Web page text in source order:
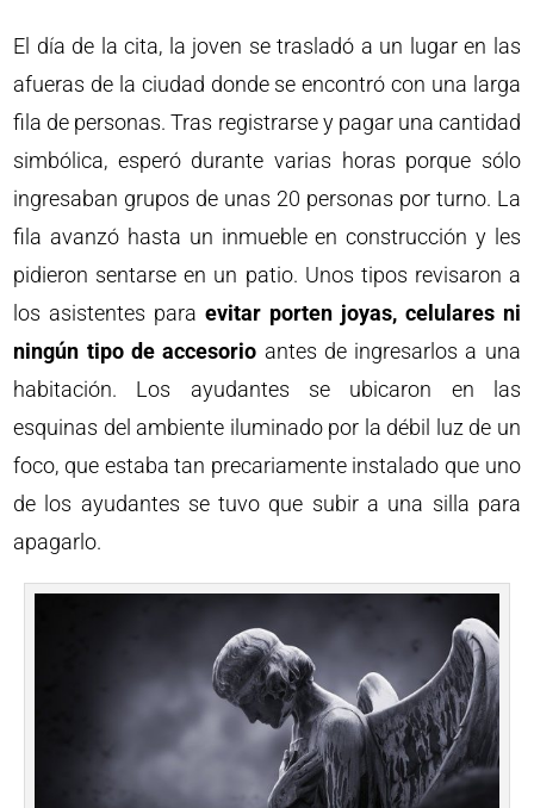
El día de la cita, la joven se trasladó a un lugar en las
afueras de la ciudad donde se encontró con una larga
fila de personas. Tras registrarse y pagar una cantidad
simbólica, esperó durante varias horas porque sólo
ingresaban grupos de unas 20 personas por turno. La
fila avanzó hasta un inmueble en construcción y les
pidieron sentarse en un patio. Unos tipos revisaron a
los asistentes paraevitar porten joyas, celulares ni
ningún tipo de accesorio antes de ingresarlos a una
habitación. Los ayudantes se ubicaron en las
esquinas del ambiente iluminado por la débil luz de un
foco, que estaba tan precariamente instalado que uno
de los ayudantes se tuvo que subir a una silla para
apagarlo.